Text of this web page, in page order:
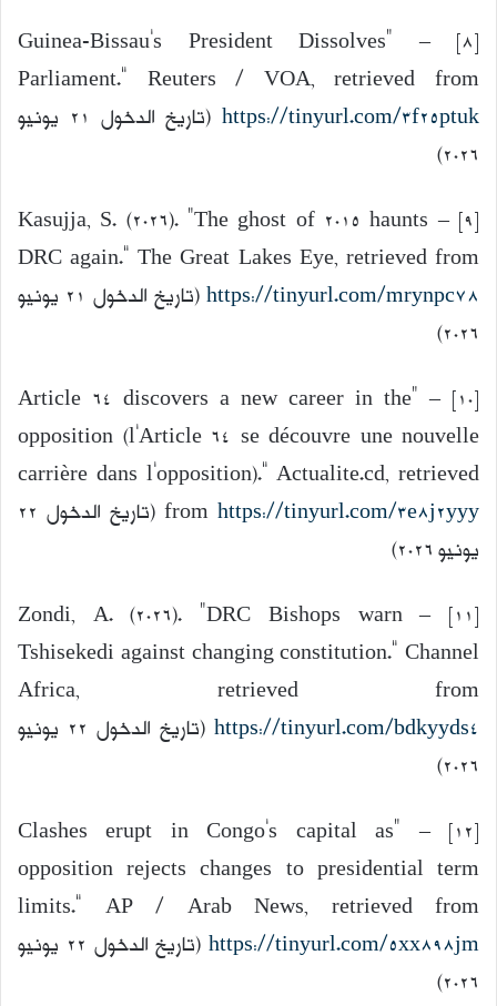
[8] – “Guinea-Bissau’s President Dissolves
Parliament.” Reuters / VOA, retrieved from
https://tinyurl.com/3f25ptuk
(تاريخ الدخول 21 يونيو
2026)
[9] – Kasujja, S. (2026). “The ghost of 2015 haunts
DRC again.” The Great Lakes Eye, retrieved from
https://tinyurl.com/mrynpc78
(تاريخ الدخول 21 يونيو
2026)
[10] – “Article 64 discovers a new career in the
opposition (l’Article 64 se découvre une nouvelle
carrière dans l’opposition).” Actualite.cd, retrieved
from https://tinyurl.com/3e8j2yyy
(تاريخ الدخول 22
يونيو 2026)
[11] – Zondi, A. (2026). “DRC Bishops warn
Tshisekedi against changing constitution.” Channel
Africa, retrieved from
https://tinyurl.com/bdkyyds4
(تاريخ الدخول 22 يونيو
2026)
[12] – “Clashes erupt in Congo’s capital as
opposition rejects changes to presidential term
limits.” AP / Arab News, retrieved from
https://tinyurl.com/5xx898jm
(تاريخ الدخول 22 يونيو
2026)